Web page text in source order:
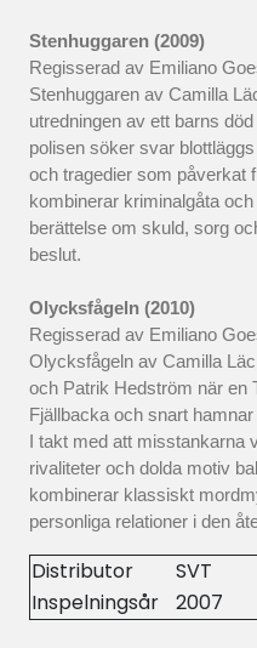
Stenhuggaren (2009)
Regisserad av Emiliano
Stenhuggaren av Camilla
utredningen av ett barns
polisen söker svar
och tragedier som påverkat
kombinerar kriminalgåta
berättelse om skuld, sorg
beslut.
Olycksfågeln (2010)
Regisserad av Emiliano
Olycksfågeln av Camilla
och Patrik Hedström när en
Fjällbacka och snart
I takt med att misstankarna
rivaliteter och dolda motiv
kombinerar klassiskt
personliga relationer i den
Distributor
SVT
Inspelningsår
2007